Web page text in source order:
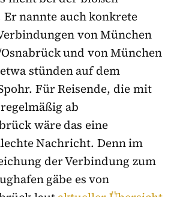
nannte auch konkrete
von München
und von München
stünden auf dem
Für Reisende, die mit
ab
wäre das eine
Nachricht. Denn im
der Verbindung zum
gäbe es von